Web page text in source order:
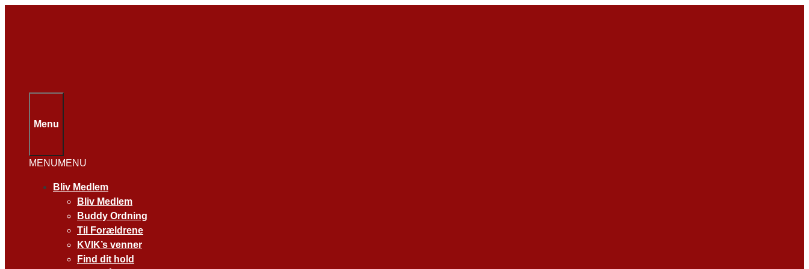
Menu
MENUMENU
Bliv Medlem
Bliv Medlem
Buddy Ordning
Til Forældrene
KVIK’s venner
Find dit hold